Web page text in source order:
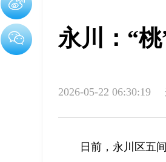
永川：“
2026-05-22 06:30:19
日前，永川区五